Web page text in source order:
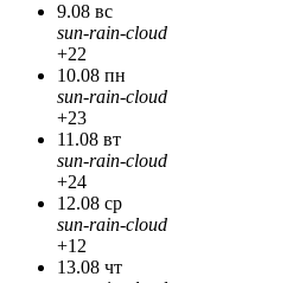
9.08 вс
sun-rain-cloud
+22
10.08 пн
sun-rain-cloud
+23
11.08 вт
sun-rain-cloud
+24
12.08 ср
sun-rain-cloud
+12
13.08 чт